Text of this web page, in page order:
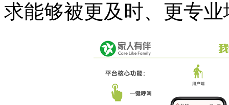
求能够被更及时、更专